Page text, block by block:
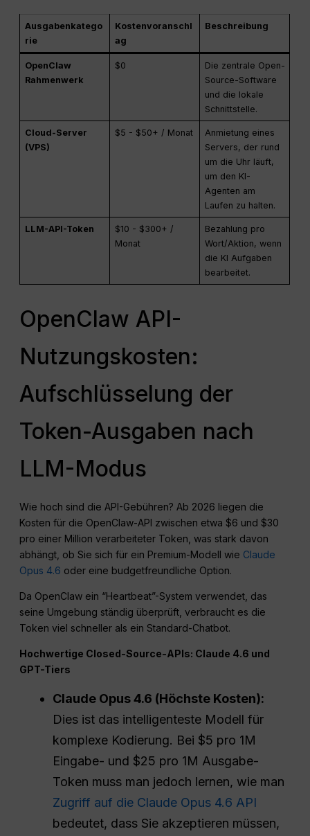
Ausgabenkatego
rie
Kostenvoranschl
ag
Beschreibung
OpenClaw
Rahmenwerk
$0
Die zentrale Open-
Source-Software
und die lokale
Schnittstelle.
Cloud-Server
(VPS)
$5 - $50+ / Monat
Anmietung eines
Servers, der rund
um die Uhr läuft,
um den KI-
Agenten am
Laufen zu halten.
LLM-API-Token
$10 - $300+ /
Monat
Bezahlung pro
Wort/Aktion, wenn
die KI Aufgaben
bearbeitet.
OpenClaw API-
Nutzungskosten:
Aufschlüsselung der
Token-Ausgaben nach
LLM-Modus
Wie hoch sind die API-Gebühren? Ab 2026 liegen die
Kosten für die OpenClaw-API zwischen etwa $6 und $30
pro einer Million verarbeiteter Token, was stark davon
abhängt, ob Sie sich für ein Premium-Modell wie Claude
Opus 4.6 oder eine budgetfreundliche Option.
Da OpenClaw ein “Heartbeat”-System verwendet, das
seine Umgebung ständig überprüft, verbraucht es die
Token viel schneller als ein Standard-Chatbot.
Hochwertige Closed-Source-APIs: Claude 4.6 und
GPT-Tiers
Claude Opus 4.6 (Höchste Kosten):
Dies ist das intelligenteste Modell für
komplexe Kodierung. Bei $5 pro 1M
Eingabe- und $25 pro 1M Ausgabe-
Token muss man jedoch lernen, wie man
Zugriff auf die Claude Opus 4.6 API
bedeutet, dass Sie akzeptieren müssen,